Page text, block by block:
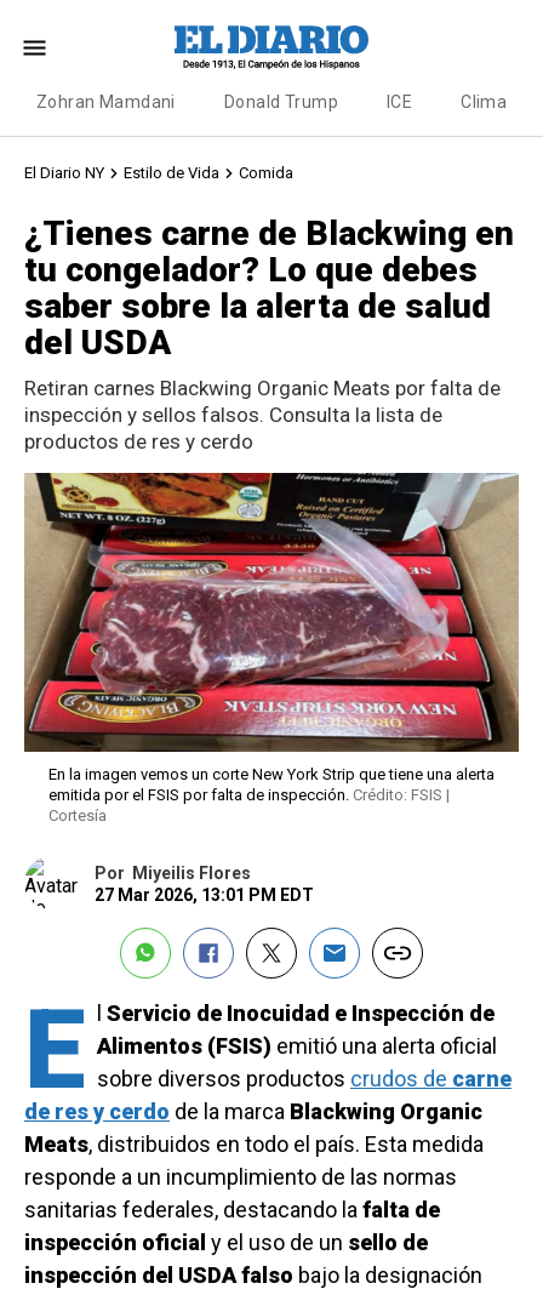
Zohran Mamdani Donald Trump ICE Clima
El Diario NY Estilo de Vida Comida
¿Tienes carne de Blackwing en
tu congelador? Lo que debes
saber sobre la alerta de salud
del USDA
Retiran carnes Blackwing Organic Meats por falta de
inspección y sellos falsos. Consulta la lista de
productos de res y cerdo
En la imagen vemos un corte New York Strip que tiene una alerta
emitida por el FSIS por falta de inspección. Crédito: FSIS |
Cortesía
Por Miyeilis Flores
27 Mar 2026, 13:01 PM EDT
E l Servicio de Inocuidad e Inspección de
Alimentos (FSIS) emitió una alerta oficial
sobre diversos productos crudos de carne
de res y cerdo de la marca Blackwing Organic
Meats, distribuidos en todo el país. Esta medida
responde a un incumplimiento de las normas
sanitarias federales, destacando la falta de
inspección oficial y el uso de un sello de
inspección del USDA falso bajo la designación